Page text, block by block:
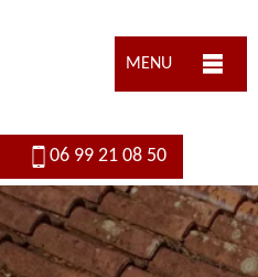
MENU
06 99 21 08 50